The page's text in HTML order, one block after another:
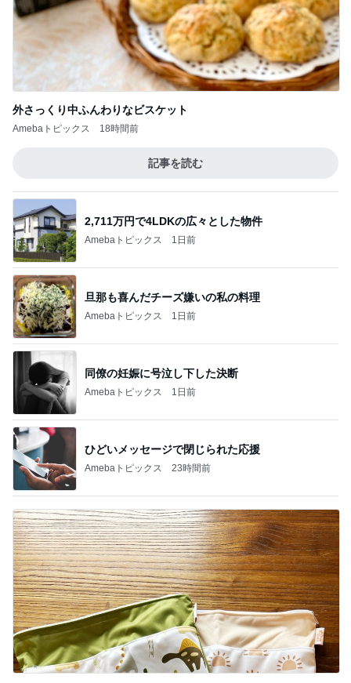
外さっくり中ふんわりなビスケット
Amebaトピックス 18時間前
記事を読む
2,711万円で4LDKの広々とした物件
Amebaトピックス 1日前
旦那も喜んだチーズ嫌いの私の料理
Amebaトピックス 1日前
同僚の妊娠に号泣し下した決断
Amebaトピックス 1日前
ひどいメッセージで閉じられた応援
Amebaトピックス 23時間前